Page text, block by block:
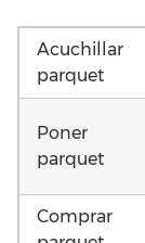
Acuchillar
parquet
Poner
parquet
Comprar